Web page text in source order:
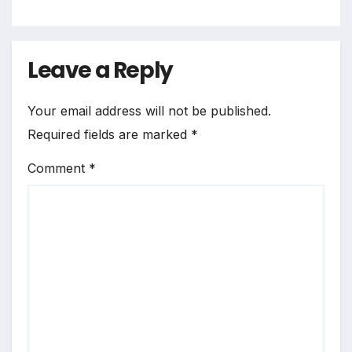
Leave a Reply
Your email address will not be published.
Required fields are marked *
Comment *